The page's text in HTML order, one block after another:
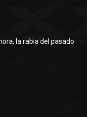
la rabia del pasado